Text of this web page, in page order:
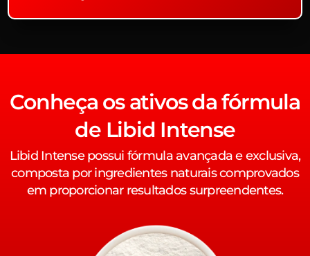
Conheça os ativos da fórmula
de Libid Intense
Libid Intense possui fórmula avançada e exclusiva,
composta por ingredientes naturais comprovados
em proporcionar resultados surpreendentes.